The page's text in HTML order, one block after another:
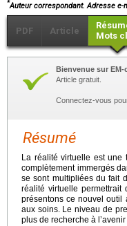
*Auteur correspondant.Adresse e-
PDF Article
Mots
Bienvenue sur
Article gratuit.
Connectez-vous
Résumé
La réalité virtuelle est une
complètement immergés
se sont multipliées du fait
réalité virtuelle permettrait
présentons ce nouvel outil
aux soins. Le niveau de
plus de recherche à